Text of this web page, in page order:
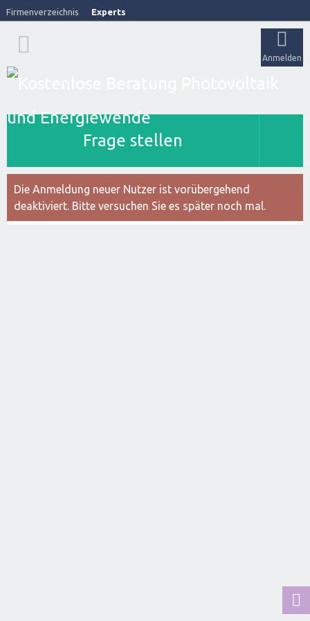
Firmenverzeichnis Experts
Anmelden
Frage stellen
Die Anmeldung neuer Nutzer ist vorübergehend
deaktiviert. Bitte versuchen Sie es später noch mal.